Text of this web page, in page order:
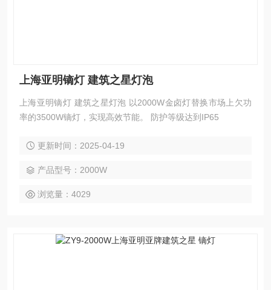
上海亚明镝灯 建筑之星灯泡
上海亚明镝灯 建筑之星灯泡 以2000W金卤灯替换市场上欠功
率的3500W镝灯，实现高效节能。 防护等级达到IP65
更新时间：2025-04-19
产品型号：2000W
浏览量：4029